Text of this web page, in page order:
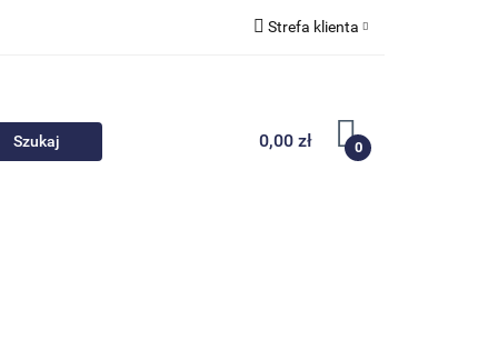
Strefa klienta
Zarejestruj się
Dodaj zgłoszenie
0,00 zł 0